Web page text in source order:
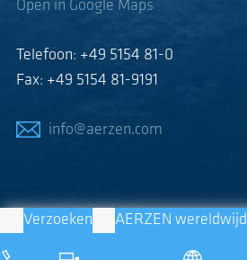
Open in Google Maps
Telefoon: +49 5154 81-0
Fax: +49 5154 81-9191
info@aerzen.com
Verzoeken AERZEN wereldwijd